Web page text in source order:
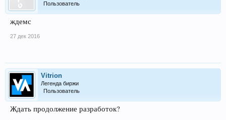
Пользователь
ждемс
27 дек 2016
Vitrion
Легенда биржи
Пользователь
Ждать продолжение разработок?